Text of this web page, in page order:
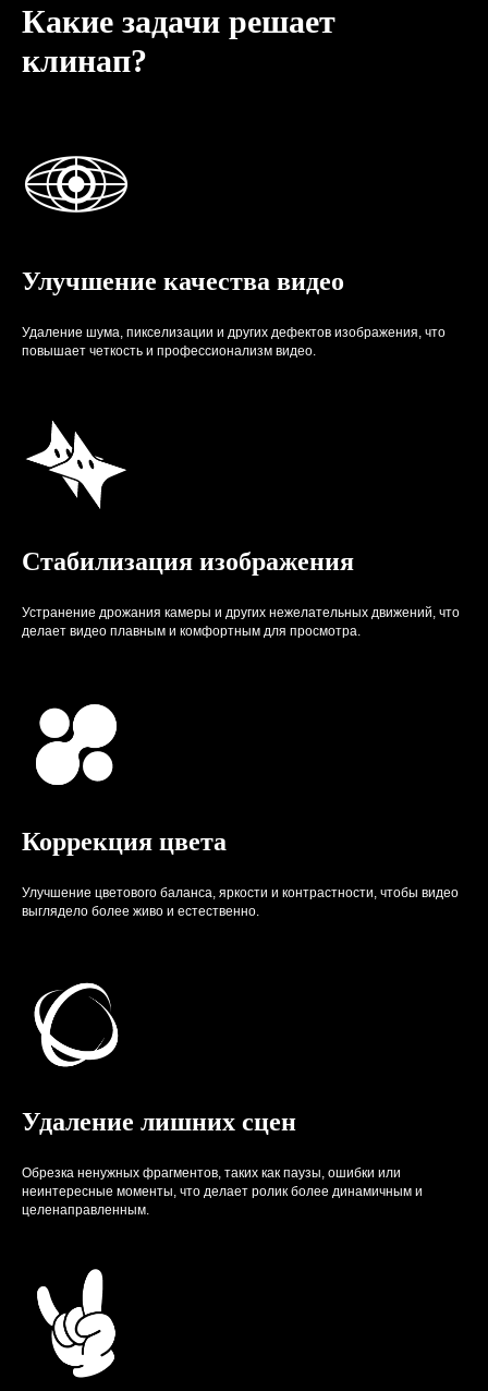
Какие задачи решает
клинап?
Улучшение качества видео
Удаление шума, пикселизации и других дефектов изображения, что
повышает четкость и профессионализм видео.
Стабилизация изображения
Устранение дрожания камеры и других нежелательных движений, что
делает видео плавным и комфортным для просмотра.
Коррекция цвета
Улучшение цветового баланса, яркости и контрастности, чтобы видео
выглядело более живо и естественно.
Удаление лишних сцен
Обрезка ненужных фрагментов, таких как паузы, ошибки или
неинтересные моменты, что делает ролик более динамичным и
целенаправленным.